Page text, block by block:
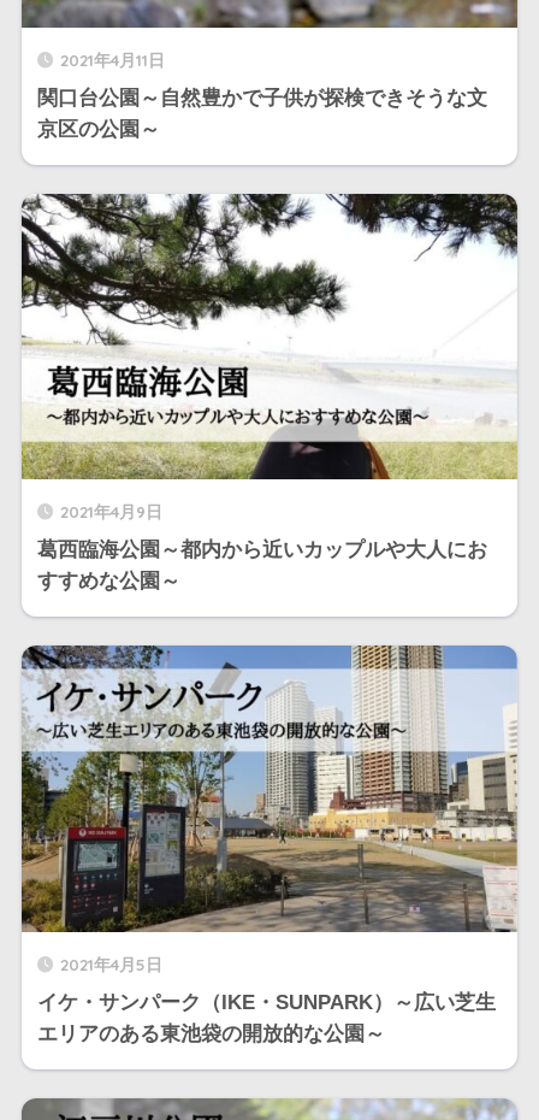
2021年4月11日
関口台公園～自然豊かで子供が探検できそうな文
京区の公園～
2021年4月9日
葛西臨海公園～都内から近いカップルや大人にお
すすめな公園～
2021年4月5日
イケ・サンパーク（IKE・SUNPARK）～広い芝生
エリアのある東池袋の開放的な公園～